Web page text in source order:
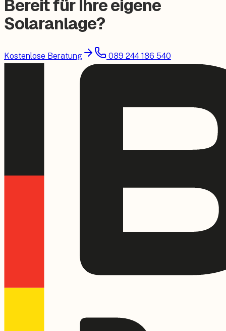
Bereit für Ihre eigene
Solaranlage?
Kostenlose Beratung 089 244 186 540